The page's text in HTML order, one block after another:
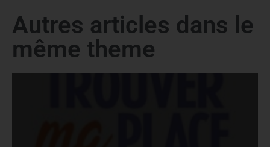
Autres articles dans le
même theme